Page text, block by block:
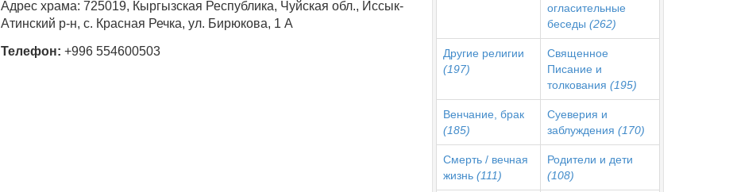
Адрес храма: 725019, Кыргызская Республика, Чуйская обл., Иссык-
Атинский р-н, с. Красная Речка, ул. Бирюкова, 1 А
Телефон: +996 554600503
огласительные
беседы (262)
Другие религии
(197)
Священное
Писание и
толкования (195)
Венчание, брак
(185)
Суеверия и
заблуждения (170)
Смерть / вечная
жизнь (111)
Родители и дети
(108)